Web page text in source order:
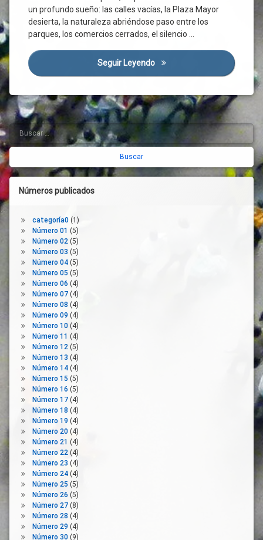
un profundo sueño: las calles vacías, la Plaza Mayor
desierta, la naturaleza abriéndose paso entre los
parques, los comercios cerrados, el silencio …
Seguir Leyendo Salamanca Nos Une
Ayudas
Directas
Ayuntamiento
Ciudad
Ciudadanos
Conciliación
Concordia
Consenso
Coronavirus
Crisis
Crisis
Sanitaria
Crisis
Cultura
Diálogo
Distanciamiento
Social
Empleados
Públicos
Empresas
Empresas
Concesionarias
Encuentros
Telemáticos
Exclusión
Social
Familias
Fraccionamientos
Fuerzas
Políticas
Lengua
Española
Licencias
Liquidez
Ludotecas
Material
Escolar
Barra
lateral
derecha
Buscar:
Números publicados
categoría0(1)
Número 01 (5)
Número 02(5)
Número 03 (5)
Número 04(5)
Número 05 (5)
Número 06 (4)
Número 07(4)
Número 08 (4)
Número 09 (4)
Número 10(4)
Número 11 (4)
Número 12(5)
Número 13 (4)
Número 14(4)
Número 15 (5)
Número 16 (5)
Número 17(4)
Número 18 (4)
Número 19 (4)
Número 20(4)
Número 21 (4)
Número 22(4)
Número 23 (4)
Número 24(4)
Número 25 (5)
Número 26 (5)
Número 27(8)
Número 28 (4)
Número 29 (4)
Número 30(9)